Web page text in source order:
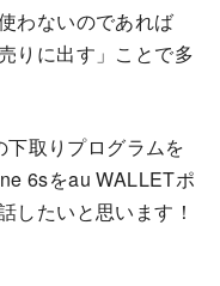
わないのであれば
りに出す」ことで多
取りプログラムを
6sをau WALLETポ
したいと思います！